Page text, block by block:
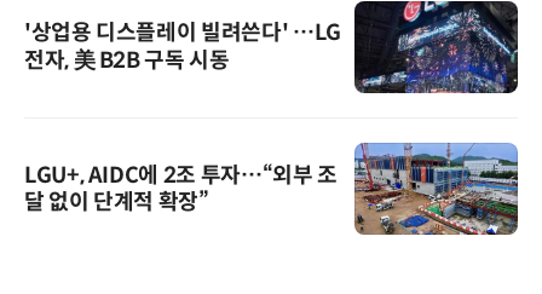
'상업용 디스플레이 빌려쓴다' …LG
전자, 美 B2B 구독 시동
LGU+, AIDC에 2조 투자…“외부 조
달 없이 단계적 확장”